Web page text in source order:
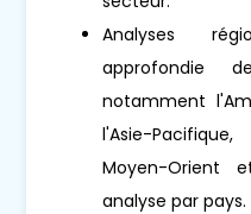
Analyses
approfondie
notamment
l'Asie-
Moyen-Orient
analyse par pays.